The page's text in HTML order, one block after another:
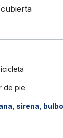
de pie
sirena, bulbo